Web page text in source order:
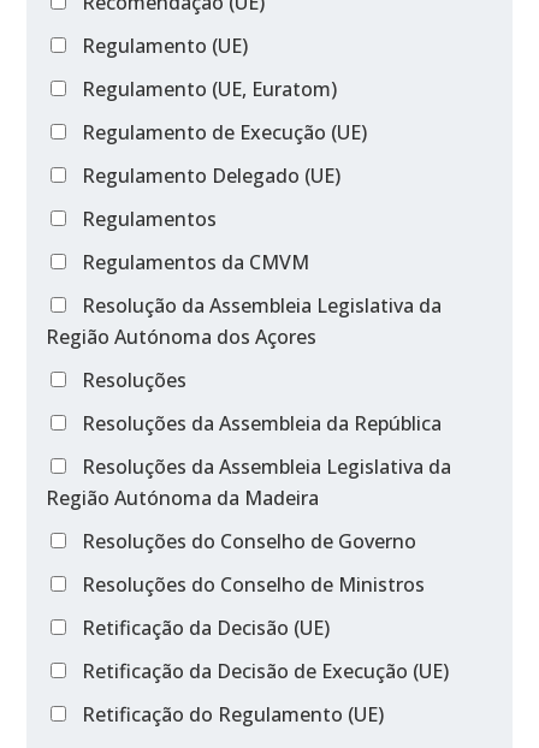
Regulamento (UE)
Regulamento (UE, Euratom)
Regulamento de Execução (UE)
Regulamento Delegado (UE)
Regulamentos
Regulamentos da CMVM
Resolução da Assembleia Legislativa da
Região Autónoma dos Açores
Resoluções
Resoluções da Assembleia da República
Resoluções da Assembleia Legislativa da
Região Autónoma da Madeira
Resoluções do Conselho de Governo
Resoluções do Conselho de Ministros
Retificação da Decisão (UE)
Retificação da Decisão de Execução (UE)
Retificação do Regulamento (UE)